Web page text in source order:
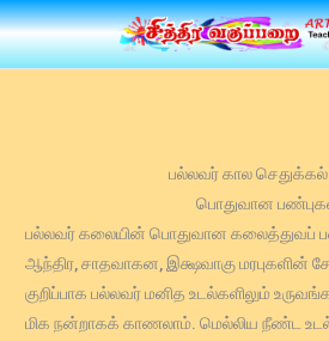
Skip
to
content
பல்லவர் கால
பொதுவான
பல்லவர் கலையின் பொதுவான கலைத்துவப்
ஆந்திர, சாதவாகன, இக்ஷவாகு மரபுகளின்
குறிப்பாக பல்லவர் மனித உடல்களிலும்
மிக நன்றாகக் காணலாம். மெல்லிய நீண்ட